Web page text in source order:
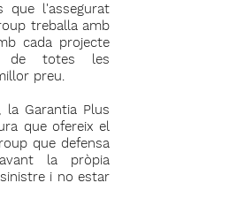
que l'assegurat
treballa amb
cada projecte
de totes les
preu.
Garantia Plus
que ofereix el
que defensa
la pròpia
i no estar